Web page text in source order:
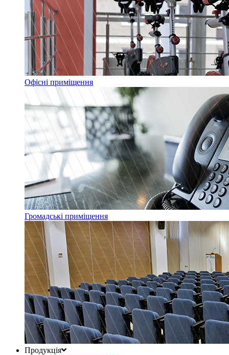
Офісні приміщення
Громадські приміщення
Продукція